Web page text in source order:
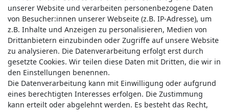
Service & Kontakt
Wünschen Sie einen Rückruf?
service@klamato.de
unserer Website und verarbeiten personenbezogene Daten
von Besucher:innen unserer Webseite (z.B. IP-Adresse), um
z.B. Inhalte und Anzeigen zu personalisieren, Medien von
Drittanbietern einzubinden oder Zugriffe auf unsere Website
zu analysieren. Die Datenverarbeitung erfolgt erst durch
gesetzte Cookies. Wir teilen diese Daten mit Dritten, die wir in
den Einstellungen benennen.
Die Datenverarbeitung kann mit Einwilligung oder aufgrund
eines berechtigten Interesses erfolgen. Die Zustimmung
kann erteilt oder abgelehnt werden. Es besteht das Recht,
unserer Website und verarbeiten personenbezogene Daten
von Besucher:innen unserer Webseite (z.B. IP-Adresse), um
z.B. Inhalte und Anzeigen zu personalisieren, Medien von
Drittanbietern einzubinden oder Zugriffe auf unsere Website
zu analysieren. Die Datenverarbeitung erfolgt erst durch
gesetzte Cookies. Wir teilen diese Daten mit Dritten, die wir in
den Einstellungen benennen.
Die Datenverarbeitung kann mit Einwilligung oder aufgrund
eines berechtigten Interesses erfolgen. Die Zustimmung
kann erteilt oder abgelehnt werden. Es besteht das Recht,